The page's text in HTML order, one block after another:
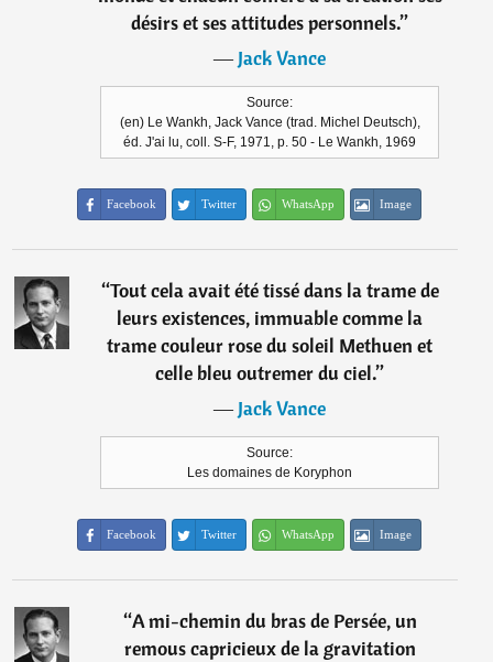
désirs et ses attitudes personnels.”
―Jack Vance
Source:
(en) Le Wankh, Jack Vance (trad. Michel Deutsch),
éd. J'ai lu, coll. S-F, 1971, p. 50 - Le Wankh, 1969
Facebook Twitter WhatsApp Image
“Tout cela avait été tissé dans la trame de
leurs existences, immuable comme la
trame couleur rose du soleil Methuen et
celle bleu outremer du ciel.”
―Jack Vance
Source:
Les domaines de Koryphon
Facebook Twitter WhatsApp Image
“A mi-chemin du bras de Persée, un
remous capricieux de la gravitation